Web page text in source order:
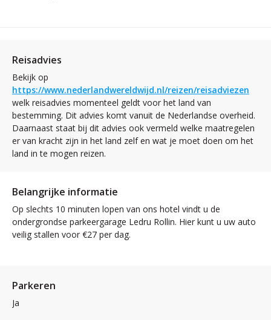
Reisadvies
Bekijk op
https://www.nederlandwereldwijd.nl/reizen/reisadviezen
welk reisadvies momenteel geldt voor het land van
bestemming. Dit advies komt vanuit de Nederlandse overheid.
Daarnaast staat bij dit advies ook vermeld welke maatregelen
er van kracht zijn in het land zelf en wat je moet doen om het
land in te mogen reizen.
Belangrijke informatie
Op slechts 10 minuten lopen van ons hotel vindt u de
ondergrondse parkeergarage Ledru Rollin. Hier kunt u uw auto
veilig stallen voor €27 per dag.
Parkeren
Ja